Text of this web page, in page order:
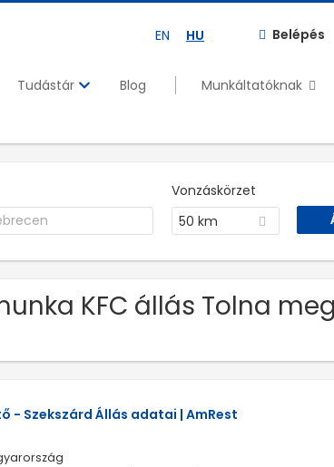
EN HU Belépés
Tudástár Blog
Munkáltatóknak
Vonzáskörzet
50 km
KFC állás Tolna
- Szekszárd Állás adatai | AmRest